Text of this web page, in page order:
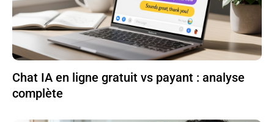
Chat IA en ligne gratuit vs payant : analyse
complète